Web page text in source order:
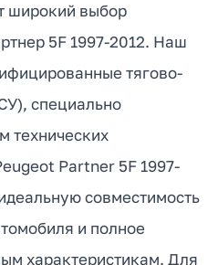
широкий выбор
5F 1997-2012. Наш
тягово-
специально
технических
Partner 5F 1997-
совместимость
и полное
характеристикам. Для